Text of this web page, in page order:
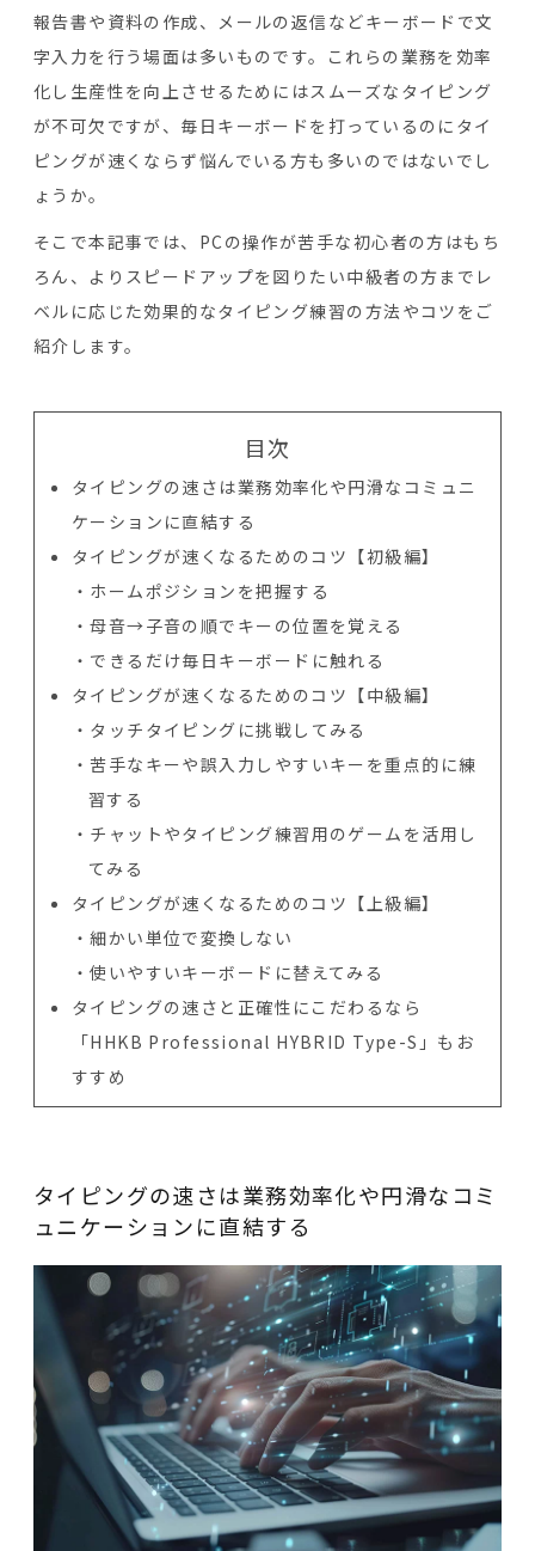
報告書や資料の作成、メールの返信などキーボードで文
字入力を行う場面は多いものです。これらの業務を効率
化し生産性を向上させるためにはスムーズなタイピング
が不可欠ですが、毎日キーボードを打っているのにタイ
ピングが速くならず悩んでいる方も多いのではないでし
ょうか。
そこで本記事では、PCの操作が苦手な初心者の方はもち
ろん、よりスピードアップを図りたい中級者の方までレ
ベルに応じた効果的なタイピング練習の方法やコツをご
紹介します。
目次
タイピングの速さは業務効率化や円滑なコミュニ
ケーションに直結する
タイピングが速くなるためのコツ【初級編】
ホームポジションを把握する
母音→子音の順でキーの位置を覚える
できるだけ毎日キーボードに触れる
タイピングが速くなるためのコツ【中級編】
タッチタイピングに挑戦してみる
苦手なキーや誤入力しやすいキーを重点的に練
習する
チャットやタイピング練習用のゲームを活用し
てみる
タイピングが速くなるためのコツ【上級編】
細かい単位で変換しない
使いやすいキーボードに替えてみる
タイピングの速さと正確性にこだわるなら
「HHKB Professional HYBRID Type-S」もお
すすめ
タイピングの速さは業務効率化や円滑なコミ
ュニケーションに直結する